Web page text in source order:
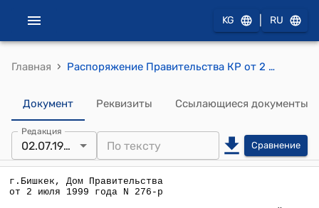
KG RU
Главная › Распоряжение Правительства КР от 2 июля 1999 года №276-р
Документ Реквизиты Ссылающиеся документы
Редакция
02.07.1999 Сравнение